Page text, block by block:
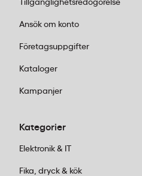
klassiskt rostfritt stål.
dagar.
17:00 på 011-440 15 15
order@kontorab.se
Tillgänglighetsredogörelse
Ansök om konto
Företagsuppgifter
Kataloger
Kampanjer
Kategorier
Elektronik & IT
Fika, dryck & kök